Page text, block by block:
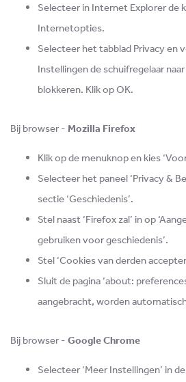
Selecteer in Internet Explorer de
Internetopties.
Selecteer het tabblad Privacy en
Instellingen de schuifregelaar
blokkeren. Klik op OK.
Bij browser - Mozilla Firefox
Klik op de menuknop en kies
Selecteer het paneel ‘Privacy &
sectie ‘Geschiedenis’.
Stel naast ‘Firefox zal’ in op
gebruiken voor geschiedenis’.
Stel ‘Cookies van derden
Sluit de pagina ‘about:
aangebracht, worden
Bij browser - Google Chrome
Selecteer ‘Meer Instellingen’ in